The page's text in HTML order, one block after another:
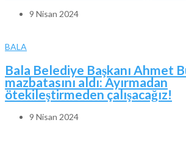
9 Nisan 2024
BALA
Bala Belediye Başkanı Ahmet
mazbatasını aldı: Ayırmadan
ötekileştirmeden çalışacağız!
9 Nisan 2024